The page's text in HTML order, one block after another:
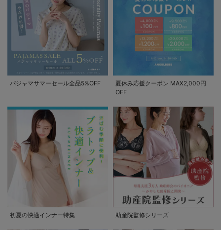
パジャマサマーセール全品5%OFF
夏休み応援クーポン MAX2,000円
OFF
初夏の快適インナー特集 助産院監修シリーズ